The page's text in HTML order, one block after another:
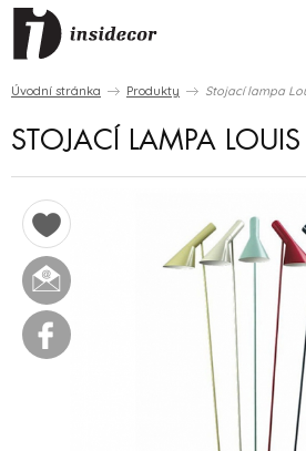
Úvodní stránka Produkty Stojací lampa
STOJACÍ LAMPA